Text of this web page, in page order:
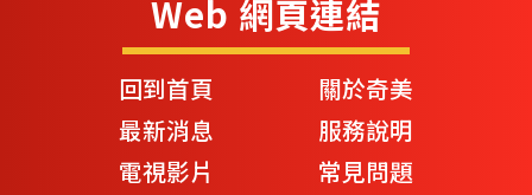
Web 網頁連結
回到首頁
關於奇美
最新消息
服務說明
電視影片
常見問題